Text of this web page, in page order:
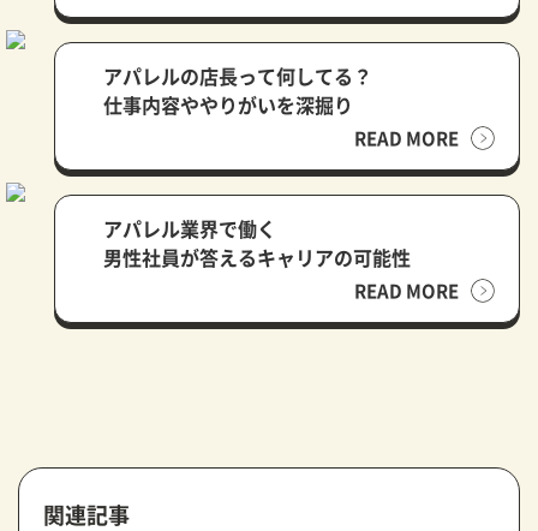
アパレルの店長って何してる？
仕事内容ややりがいを深掘り
READ MORE
アパレル業界で働く
男性社員が答えるキャリアの可能性
READ MORE
関連記事